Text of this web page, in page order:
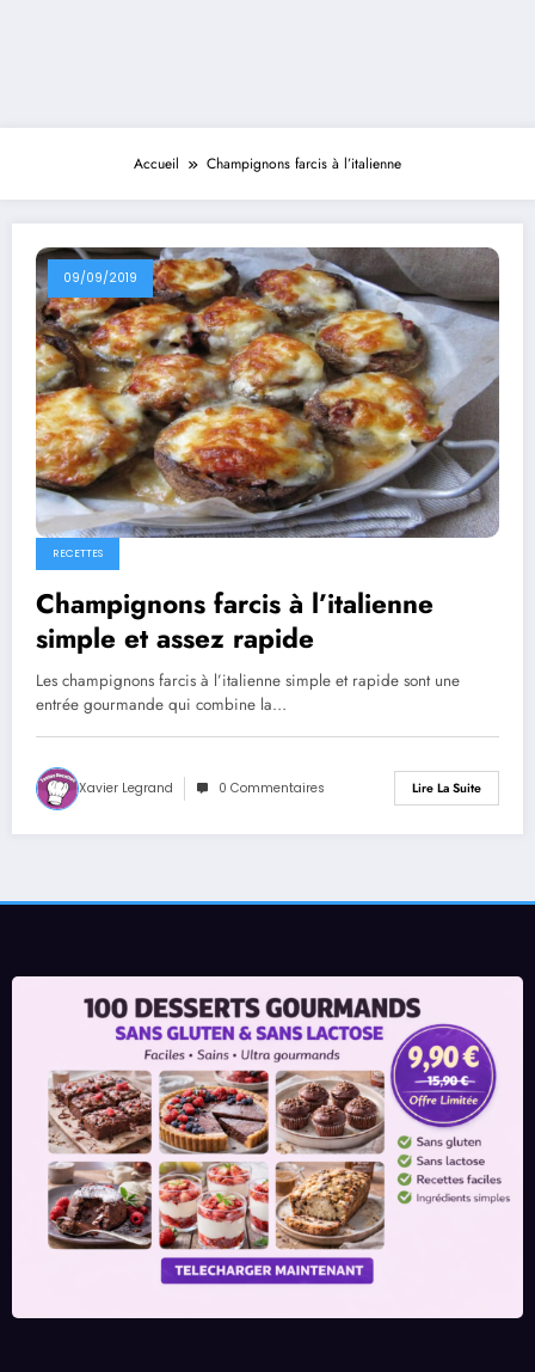
Accueil Champignons farcis à l’italienne
09/09/2019
RECETTES
Champignons farcis à l’italienne
simple et assez rapide
Les champignons farcis à l’italienne simple et rapide sont une
entrée gourmande qui combine la…
Xavier Legrand 0 Commentaires Lire La Suite